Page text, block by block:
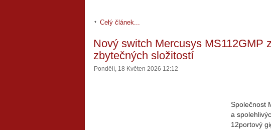
Celý článek...
Nový switch Mercusys MS112GMP
zbytečných složitostí
Pondělí, 18 Květen 2026 12:12
Společnost
a
12portový